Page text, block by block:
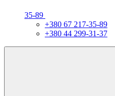
35-89
+380 67 217-35-89
+380 44 299-31-37